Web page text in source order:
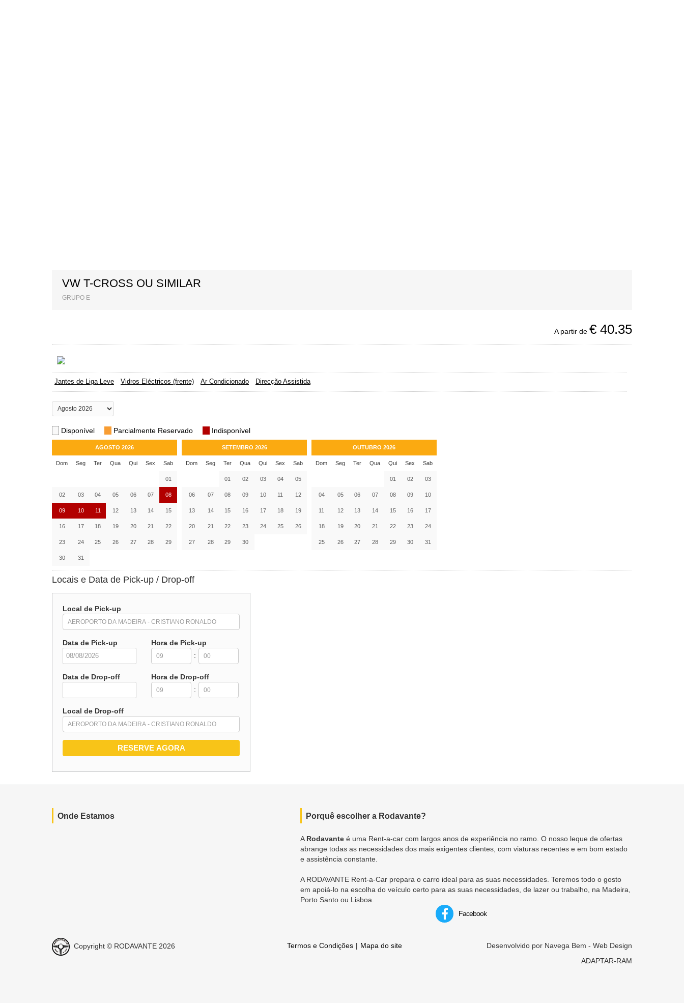
VW T-CROSS OU SIMILAR
GRUPO E
A partir de € 40.35
Jantes de Liga Leve Vidros Eléctricos (frente) Ar Condicionado Direcção Assistida
Disponível Parcialmente Reservado Indisponível
AGOSTO 2026
Dom Seg Ter Qua Qui Sex Sab
01
02 03 04 05 06 07 08
09 10 11 12 13 14 15
16 17 18 19 20 21 22
23 24 25 26 27 28 29
30 31
SETEMBRO 2026
Dom Seg Ter Qua Qui Sex Sab
01 02 03 04 05
06 07 08 09 10 11 12
13 14 15 16 17 18 19
20 21 22 23 24 25 26
27 28 29 30
OUTUBRO 2026
Dom Seg Ter Qua Qui Sex Sab
01 02 03
04 05 06 07 08 09 10
11 12 13 14 15 16 17
18 19 20 21 22 23 24
25 26 27 28 29 30 31
Locais e Data de Pick-up / Drop-off
Local de Pick-up
Data de Pick-up
Hora de Pick-up
:
Data de Drop-off
Hora de Drop-off
:
Local de Drop-off
Onde Estamos Porquê escolher a Rodavante?
A Rodavanteé uma Rent-a-car com largos anos de experiência no ramo. O nosso leque de ofertas
abrange todas as necessidades dos mais exigentes clientes, com viaturas recentes e em bom estado
e assistência constante.
A RODAVANTE Rent-a-Car prepara o carro ideal para as suas necessidades. Teremos todo o gosto
em apoiá-lo na escolha do veículo certo para as suas necessidades, de lazer ou trabalho, na Madeira,
Porto Santo ou Lisboa.
Facebook
Copyright © RODAVANTE 2026 Termos e Condições Mapa do site Desenvolvido por Navega Bem - Web Design
ADAPTAR-RAM